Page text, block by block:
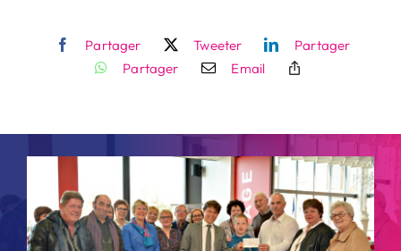
Rechercher:
Partager Tweeter
Partager
Partager
Email